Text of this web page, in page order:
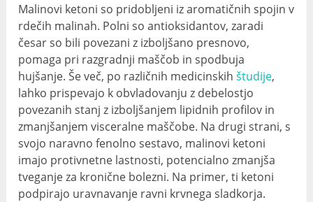
Malinovi ketoni so pridobljeni iz aromatičnih spojin v
rdečih malinah. Polni so antioksidantov, zaradi
česar so bili povezani z izboljšano presnovo,
pomaga pri razgradnji maščob in spodbuja
hujšanje. Še več, po različnih medicinskihštudije,
lahko prispevajo k obvladovanju z debelostjo
povezanih stanj z izboljšanjem lipidnih profilov in
zmanjšanjem visceralne maščobe. Na drugi strani, s
svojo naravno fenolno sestavo, malinovi ketoni
imajo protivnetne lastnosti, potencialno zmanjša
tveganje za kronične bolezni. Na primer, ti ketoni
podpirajo uravnavanje ravni krvnega sladkorja.